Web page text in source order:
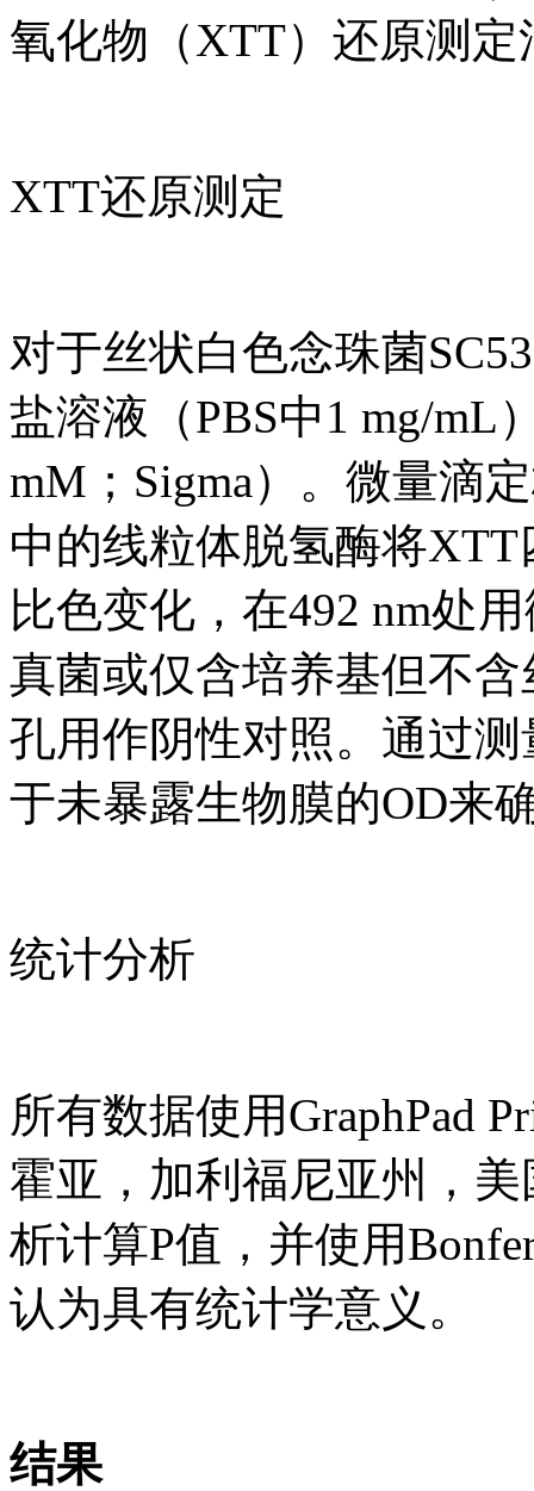
氧化物（XTT）还原测
XTT还原测定
对于丝状白色念珠菌
盐溶液（PBS中1 mg/mL
mM；Sigma）。微量滴
中的线粒体脱氢酶将
比色变化，在492 nm处
真菌或仅含培养基但不
孔用作阴性对照。通过
于未暴露生物膜的OD来
统计分析
所有数据使用GraphPad
霍亚，加利福尼亚州，
析计算P值，并使用
认为具有统计学意义。
结果